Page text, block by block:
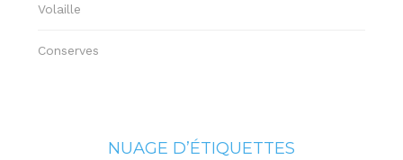
Volaille
Conserves
NUAGE D’ÉTIQUETTES